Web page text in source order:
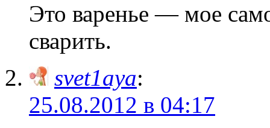
Это варенье — мое
сварить.
svet1aya:
25.08.2012 в 04:17